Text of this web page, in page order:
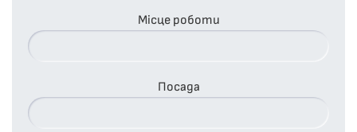
Місце роботи
Посада